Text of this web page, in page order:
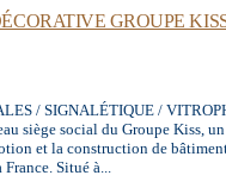
GROUPE
/ SIGNALÉTIQUE /
siège social du Groupe Kiss,
et la construction de
Situé à...